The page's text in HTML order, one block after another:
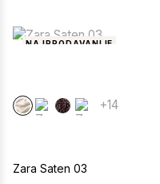
NAJPRODAVANIJE
+14
Zara Saten 03